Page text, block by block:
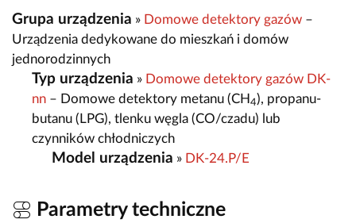
Grupa urządzenia » Domowe detektory gazów –
Urządzenia dedykowane do mieszkań i domów
jednorodzinnych
Typ urządzenia » Domowe detektory gazów DK-
nn – Domowe detektory metanu (CH 4), propanu-
butanu (LPG), tlenku węgla (CO/czadu) lub
czynników chłodniczych
Model urządzenia » DK-24.P/E
Parametry techniczne